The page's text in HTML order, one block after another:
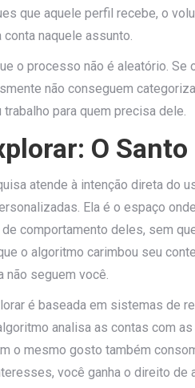
que aquele perfil recebe, o
naquele assunto.
o processo não é aleatório.
não conseguem
para quem precisa dele.
O
atende à intenção direta do
Ela é o espaço
comportamento deles, sem
o algoritmo carimbou seu
seguem você.
é baseada em sistemas de
analisa as contas com
o mesmo gosto também
você ganha o direito de